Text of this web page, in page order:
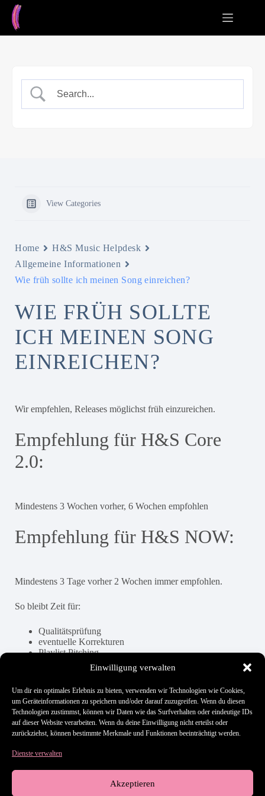
Einwilligung verwalten
Um dir ein optimales Erlebnis zu bieten, verwenden wir Technologien wie Cookies,
um Geräteinformationen zu speichern und/oder darauf zuzugreifen. Wenn du diesen
Technologien zustimmst, können wir Daten wie das Surfverhalten oder eindeutige IDs
auf dieser Website verarbeiten. Wenn du deine Einwilligung nicht erteilst oder
zurückziehst, können bestimmte Merkmale und Funktionen beeinträchtigt werden.
Dienste verwalten
Akzeptieren
Zum
Inhalt
springen
View Categories
Home
H&S Music Helpdesk
Allgemeine Informationen
Wie früh sollte ich meinen Song einreichen?
WIE FRÜH SOLLTE
ICH MEINEN SONG
EINREICHEN?
Wir empfehlen, Releases möglichst früh einzureichen.
Empfehlung für H&S Core
2.0:
Mindestens 3 Wochen vorher, 6 Wochen empfohlen
Empfehlung für H&S NOW:
Mindestens 3 Tage vorher 2 Wochen immer empfohlen.
So bleibt Zeit für:
Qualitätsprüfung
eventuelle Korrekturen
Playlist Pitching
Promo Planung
Hat es dir geholfen?
Updated on 27. Mai 2026